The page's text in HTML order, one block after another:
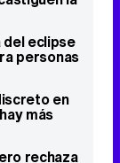
Cintora
de